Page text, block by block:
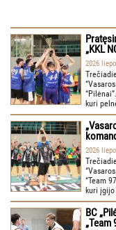
„KKL
2026
kuri
2026
“Team
kuri įgijo
BC
„Team